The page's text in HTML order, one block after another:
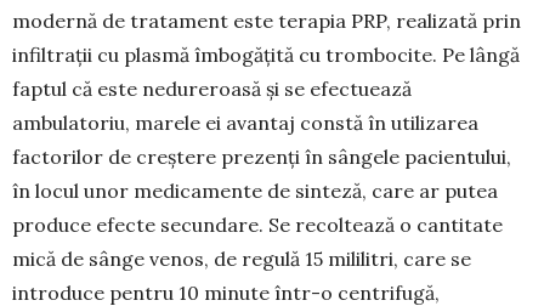
modernă de trata­ment este terapia PRP, realizată prin
infiltrații cu plasmă îmbogățită cu trombocite. Pe lângă
faptul că este nedureroasă și se efectuează
ambulatoriu, marele ei avantaj constă în utilizarea
factorilor de creștere prezenți în sângele pacientului,
în locul unor medicamente de sinteză, care ar putea
pro­duce efecte secundare. Se recoltează o cantitate
mică de sânge venos, de regulă 15 mililitri, care se
introduce pentru 10 minute într-o centrifugă,